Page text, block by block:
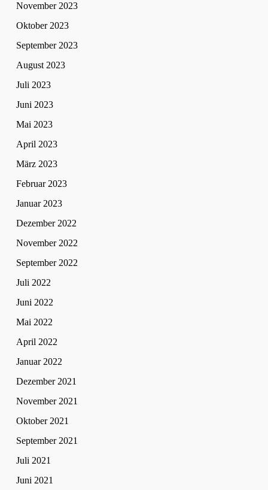
November 2023
Oktober 2023
September 2023
August 2023
Juli 2023
Juni 2023
Mai 2023
April 2023
März 2023
Februar 2023
Januar 2023
Dezember 2022
November 2022
September 2022
Juli 2022
Juni 2022
Mai 2022
April 2022
Januar 2022
Dezember 2021
November 2021
Oktober 2021
September 2021
Juli 2021
Juni 2021